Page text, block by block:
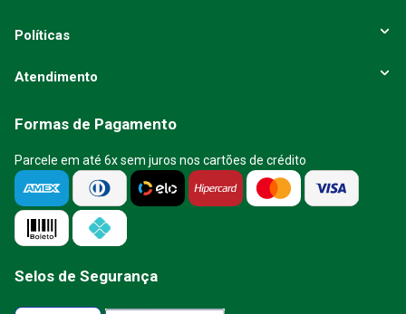
Políticas
Atendimento
Formas de Pagamento
Parcele em até 6x sem juros nos cartões de crédito
Selos de Segurança